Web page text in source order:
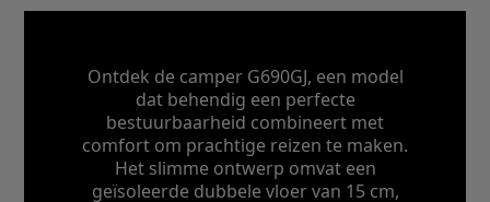
Ontdek de camper G690GJ, een model
dat behendig een perfecte
bestuurbaarheid combineert met
comfort om prachtige reizen te maken.
Het slimme ontwerp omvat een
geïsoleerde dubbele vloer van 15 cm,